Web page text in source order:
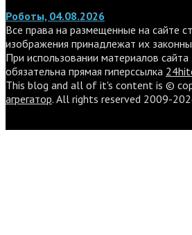
Роботы, 04.08.2026
Все права на размещенные на сайте
изображения принадлежат их
При использовании материалов
обязательна прямая гиперссылка
This blog and all of it's content is ©
агрегатор. All rights reserved 2009-